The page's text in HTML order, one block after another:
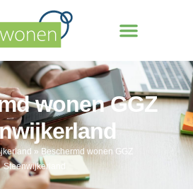
wonen GGZ
» Beschermd wonen GGZ
Steenwijkerland